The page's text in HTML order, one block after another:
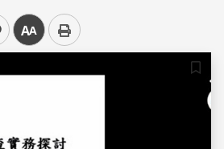
中
儲存